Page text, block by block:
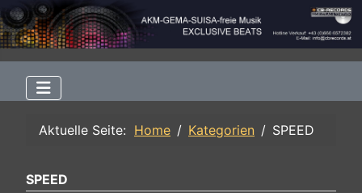
Aktuelle Seite: Home Kategorien SPEED
SPEED